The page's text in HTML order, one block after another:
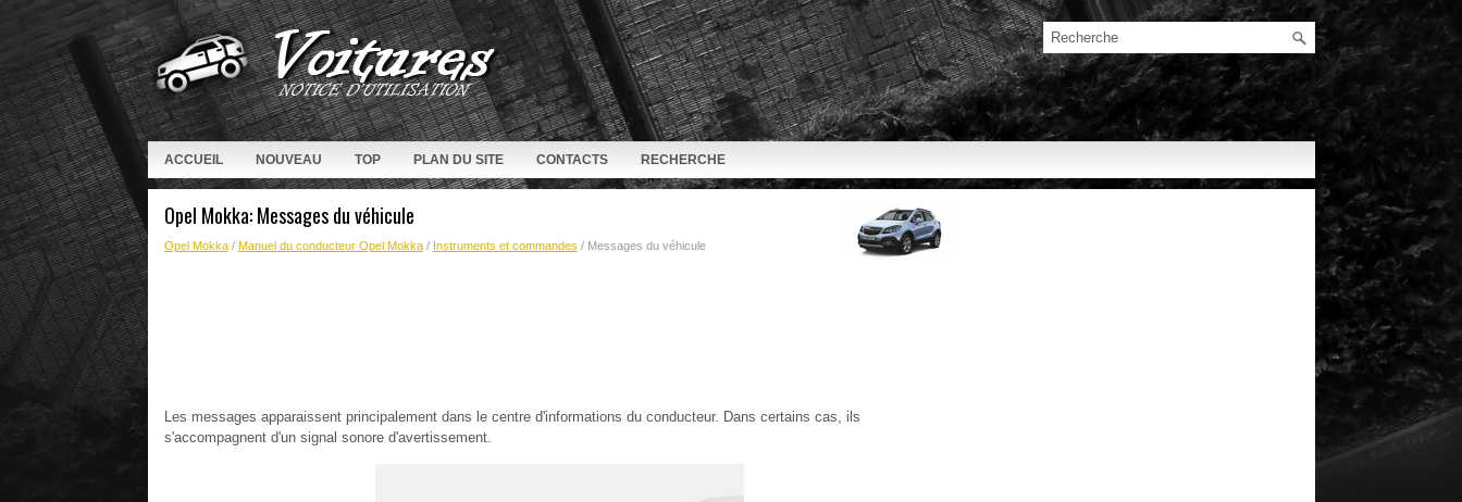
ACCUEIL NOUVEAU TOP PLAN DU SITE CONTACTS RECHERCHE
Opel Mokka: Messages du véhicule
Opel Mokka/ Manuel du conducteur Opel Mokka/ Instruments et commandes / Messages du véhicule
Les messages apparaissent principalement dans le centre d'informations du conducteur. Dans certains cas, ils
s'accompagnent d'un signal sonore d'avertissement.